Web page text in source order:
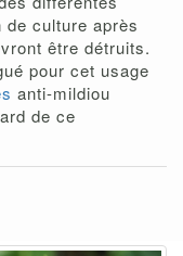
culture après
être détruits.
pour cet usage
anti-mildiou
de ce